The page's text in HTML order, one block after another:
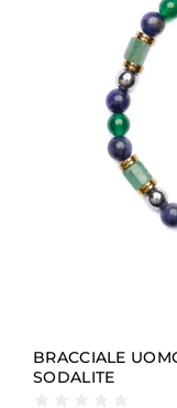
BRACCIALE
SODALITE